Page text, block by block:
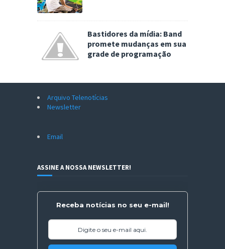
Bastidores da mídia: Band
promete mudanças em sua
grade de programação
Arquivo Telenotícias
Newsletter
Email
ASSINE A NOSSA NEWSLETTER!
Receba notícias no seu e-mail!